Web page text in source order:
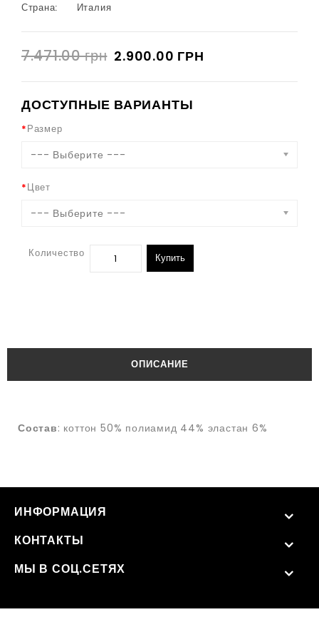
Страна:
Италия
7.471.00 грн 2.900.00 ГРН
ДОСТУПНЫЕ ВАРИАНТЫ
Размер
--- Выберите ---
Цвет
--- Выберите ---
Количество Купить
ОПИСАНИЕ
Состав: коттон 50% полиамид 44% эластан 6%
ИНФОРМАЦИЯ
КОНТАКТЫ
МЫ В СОЦ.СЕТЯХ